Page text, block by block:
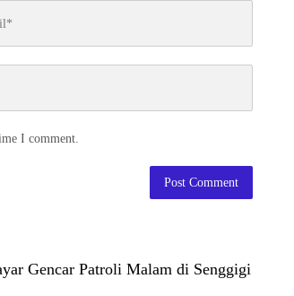
I comment.
Gencar Patroli Malam di Senggigi